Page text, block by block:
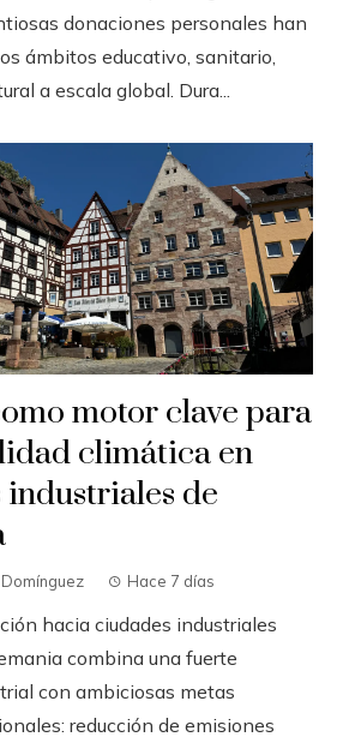
donaciones personales han
ámbitos educativo, sanitario,
a escala global. Dura...
motor clave para
climática en
de
Hace 7 días
hacia ciudades industriales
combina una fuerte
con ambiciosas metas
reducción de emisiones